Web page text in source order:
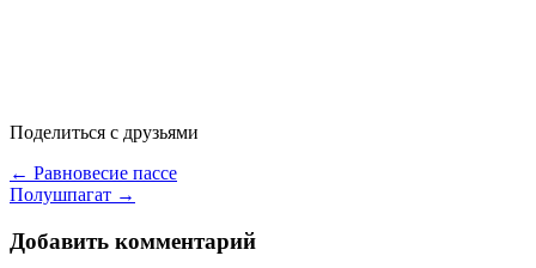
Поделиться с друзьями
← Равновесие пассе
Полушпагат →
Добавить комментарий